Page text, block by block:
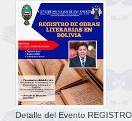
Detalle del Evento